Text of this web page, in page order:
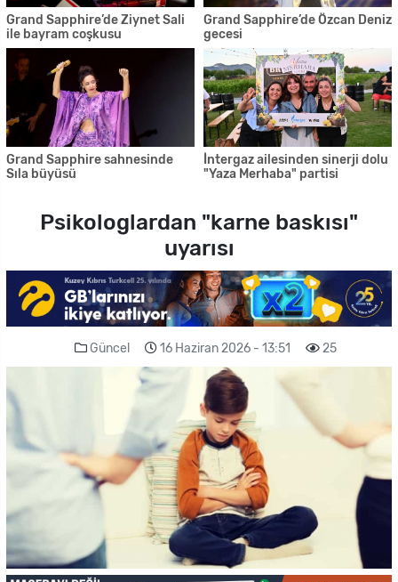
Grand Sapphire’de Ziynet Sali
ile bayram coşkusu
Grand Sapphire’de Özcan Deniz
gecesi
Grand Sapphire sahnesinde
Sıla büyüsü
İntergaz ailesinden sinerji dolu
"Yaza Merhaba" partisi
Psikologlardan "karne baskısı"
uyarısı
Güncel 16 Haziran 2026 - 13:51 25